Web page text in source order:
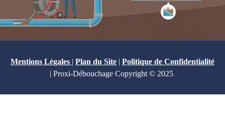
Mentions Légales | Plan du Site | Politique de Confidentialité
| Proxi-Débouchage Copyright © 2025